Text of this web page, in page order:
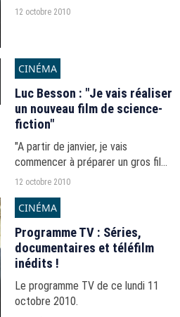
12 octobre 2010
CINÉMA
Luc Besson : "Je vais réaliser
un nouveau film de science-
fiction"
"A partir de janvier, je vais
commencer à préparer un gros film
de science-fiction genre le
12 octobre 2010
CINÉMA
Programme TV : Séries,
documentaires et téléfilm
inédits !
Le programme TV de ce lundi 11
octobre 2010.